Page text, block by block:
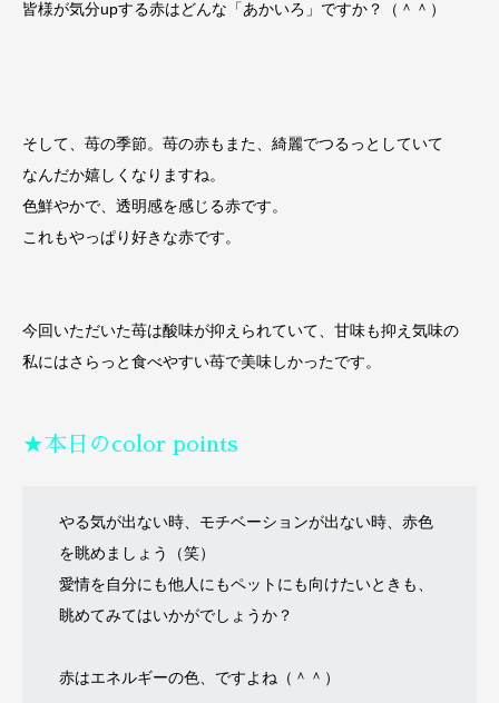
皆様が気分upする赤はどんな「あかいろ」ですか？（＾＾）
そして、苺の季節。苺の赤もまた、綺麗でつるっとしていて
なんだか嬉しくなりますね。
色鮮やかで、透明感を感じる赤です。
これもやっぱり好きな赤です。
今回いただいた苺は酸味が抑えられていて、甘味も抑え気味の
私にはさらっと食べやすい苺で美味しかったです。
★本日のcolor points
やる気が出ない時、モチベーションが出ない時、赤色
を眺めましょう（笑）
愛情を自分にも他人にもペットにも向けたいときも、
眺めてみてはいかがでしょうか？
赤はエネルギーの色、ですよね（＾＾）